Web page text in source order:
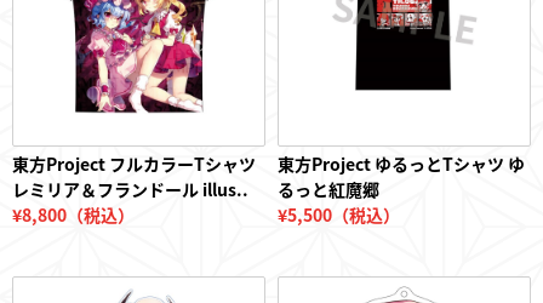
東方Project フルカラーTシャツ
レミリア＆フランドール illus..
¥8,800（税込）
東方Project ゆるっとTシャツ ゆ
るっと紅魔郷
¥5,500（税込）